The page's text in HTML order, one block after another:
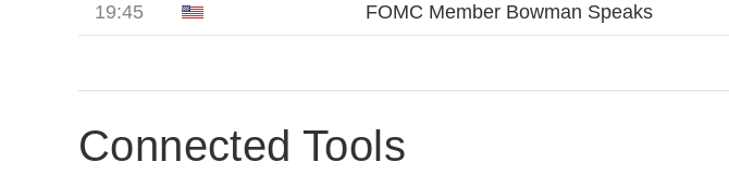
19:45 FOMC Member Bowman Speaks
Connected Tools